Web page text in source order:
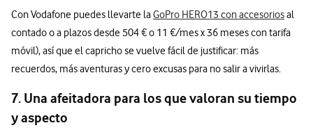
Con Vodafone puedes llevarte laGoPro HERO13 con accesoriosal
contado o a plazos desde 504 € o 11 €/mes x 36 meses con tarifa
móvil), así que el capricho se vuelve fácil de justificar: más
recuerdos, más aventuras y cero excusas para no salir a vivirlas.
7. Una afeitadora para los que valoran su tiempo
y aspecto